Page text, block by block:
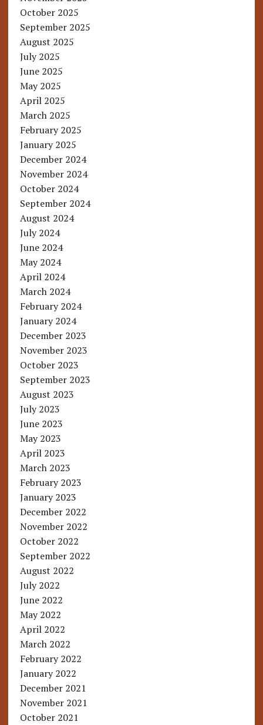
October 2025
September 2025
August 2025
July 2025
June 2025
May 2025
April 2025
March 2025
February 2025
January 2025
December 2024
November 2024
October 2024
September 2024
August 2024
July 2024
June 2024
May 2024
April 2024
March 2024
February 2024
January 2024
December 2023
November 2023
October 2023
September 2023
August 2023
July 2023
June 2023
May 2023
April 2023
March 2023
February 2023
January 2023
December 2022
November 2022
October 2022
September 2022
August 2022
July 2022
June 2022
May 2022
April 2022
March 2022
February 2022
January 2022
December 2021
November 2021
October 2021